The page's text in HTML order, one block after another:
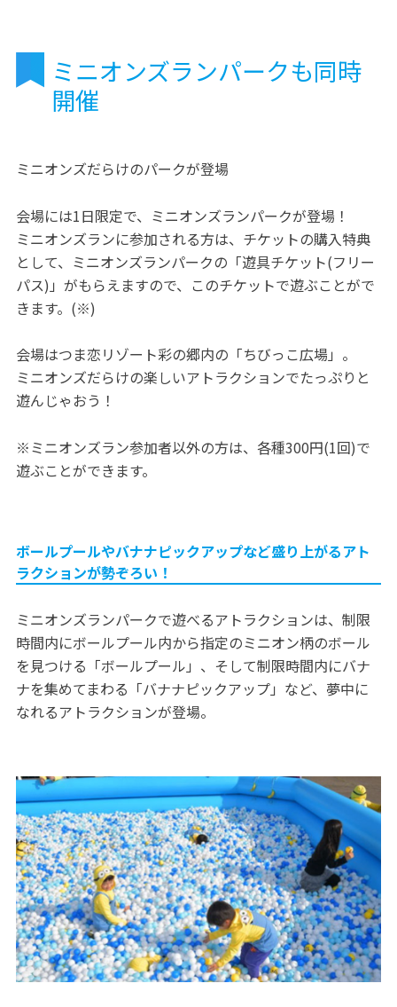
ミニオンズランパークも同時
開催
ミニオンズだらけのパークが登場
会場には1日限定で、ミニオンズランパークが登場！
ミニオンズランに参加される方は、チケットの購入特典
として、ミニオンズランパークの「遊具チケット(フリー
パス)」がもらえますので、このチケットで遊ぶことがで
きます。(※)
会場はつま恋リゾート彩の郷内の「ちびっこ広場」。
ミニオンズだらけの楽しいアトラクションでたっぷりと
遊んじゃおう！
※ミニオンズラン参加者以外の方は、各種300円(1回)で
遊ぶことができます。
ボールプールやバナナピックアップなど盛り上がるアト
ラクションが勢ぞろい！
ミニオンズランパークで遊べるアトラクションは、制限
時間内にボールプール内から指定のミニオン柄のボール
を見つける「ボールプール」、そして制限時間内にバナ
ナを集めてまわる「バナナピックアップ」など、夢中に
なれるアトラクションが登場。